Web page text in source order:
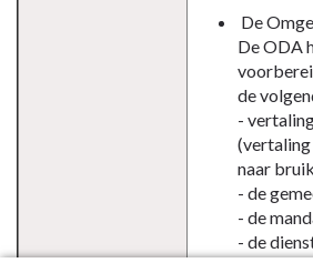
De
De ODA
de
-
(vertaling
naar
- de
- de
- de